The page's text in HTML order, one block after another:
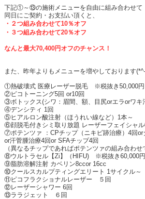
下記①～⑬の施術メニューを自由に組み合わせて
同日にご契約・お支払い頂くと、
・２つ組み合わせて10％オフ
・３つ組み合わせて20％オフ
なんと最大70,400円オフのチャンス！
また、昨年よりもメニューを増やしております
①熱破壊式 医療レーザー脱毛 ※税抜き 50,000円
②ピコトーニング5回 or10回
③ボトックス(シワ：眉間、額、目尻orエラorワキ
④デンシティ 1回
⑤ヒアルロン酸注射（ほうれい線など） 1本～
⑥顔脱毛付きシミ取り放題 レーザーフェイシャル
⑦ポテンツァ ： CPチップ（ニキビ跡治療） 4回or
or汗菅腫治療4回or SFAチップ4回
（異なるチップであればポテンツァの組み合わせ
⑧ウルトラセル【Zi 】（ HIFU)※税抜き 60,000
⑨脂肪溶解注射 カベリン8ccor 16cc
⑩クールスカルプティングエリート 1サイクル～
⑪ピコフラクショナルレーザー ５回
⑫レーザーシャワー 6回
⑬ララジェット ６回